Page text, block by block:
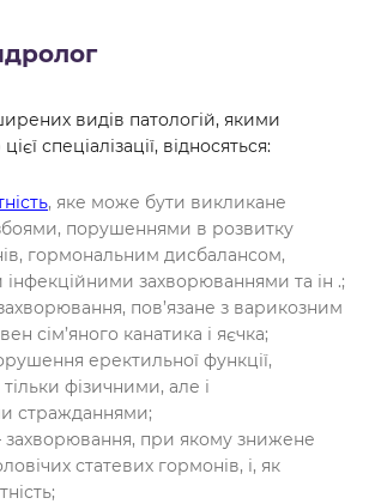
видів патологій, якими
спеціалізації, відносяться:
, яке може бути викликане
порушеннями в розвитку
гормональним дисбалансом,
захворюваннями та ін .;
пов’язане з варикозним
сім’яного канатика і яєчка;
еректильної функції,
фізичними, але і
стражданнями;
захворювання, при якому знижене
статевих гормонів, і, як